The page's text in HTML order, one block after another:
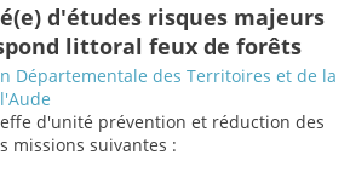
d'études risques majeurs
littoral feux de forêts
Départementale des Territoires et de la
d'unité prévention et réduction des
missions suivantes :